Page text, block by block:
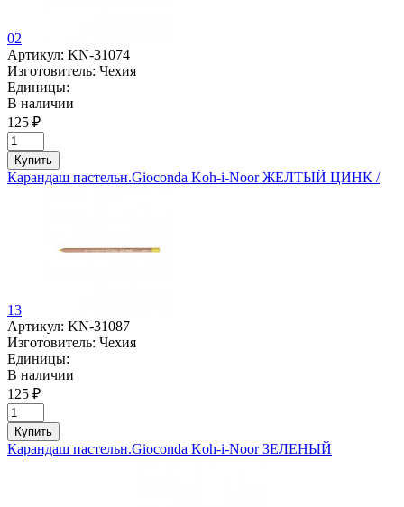
02
Артикул: KN-31074
Изготовитель: Чехия
Единицы:
В наличии
125 ₽
Купить
Карандаш пастельн.Gioconda Koh-i-Noor ЖЕЛТЫЙ ЦИНК /
13
Артикул: KN-31087
Изготовитель: Чехия
Единицы:
В наличии
125 ₽
Купить
Карандаш пастельн.Gioconda Koh-i-Noor ЗЕЛЕНЫЙ